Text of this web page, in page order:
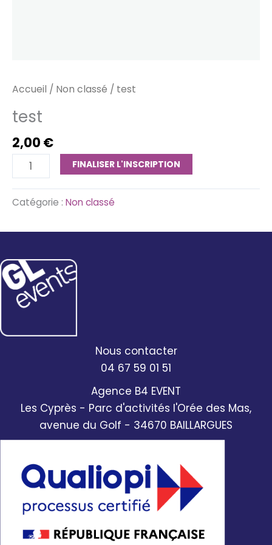
Accueil / Non classé / test
test
2,00 €
quantité
de
test
FINALISER L'INSCRIPTION
Catégorie : Non classé
Nous contacter
04 67 59 01 51
Agence B4 EVENT
Les Cyprès - Parc d'activités l'Orée des Mas,
avenue du Golf - 34670 BAILLARGUES